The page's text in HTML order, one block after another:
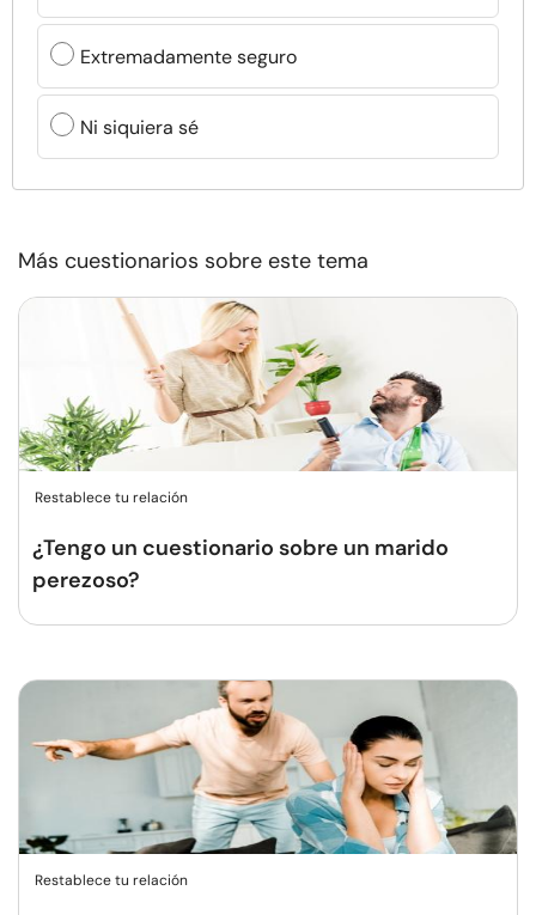
Extremadamente seguro
Ni siquiera sé
Más cuestionarios sobre este tema
Restablece tu relación
¿Tengo un cuestionario sobre un marido
perezoso?
Restablece tu relación